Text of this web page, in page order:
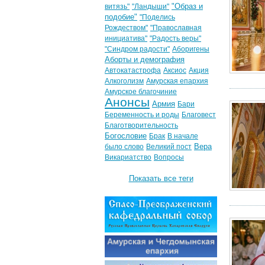
витязь" "Ландыши" "Образ и
подобие" "Поделись
Рождеством" "Православная
инициатива" "Радость веры"
"Синдром радости" Аборигены
Аборты и демография
Автокатастрофа Аксиос Акция
Алкоголизм Амурская епархия
Амурское благочиние
Анонсы Армия Бари
Беременность и роды Благовест
Благотворительность
Богословие Брак В начале
было слово Великий пост Вера
Викариатство Вопросы
Показать все теги